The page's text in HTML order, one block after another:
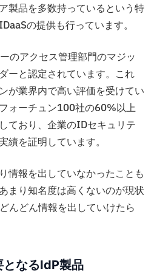
製品を多数持っているという特
の提供も行っています。
のアクセス管理部門のマジッ
ーと認定されています。これ
が業界内で高い評価を受けてい
ォーチュン100社の60%以上
ており、企業のIDセキュリテ
績を証明しています。
情報を出していなかったことも
まり知名度は高くないのが現状
んどん情報を出していけたら
なるIdP製品